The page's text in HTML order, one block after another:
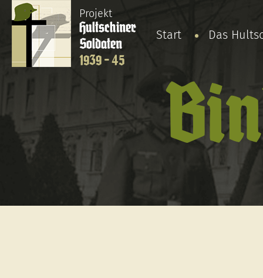
Projekt
Hultschiner
Soldaten
1939 - 45
Start Das